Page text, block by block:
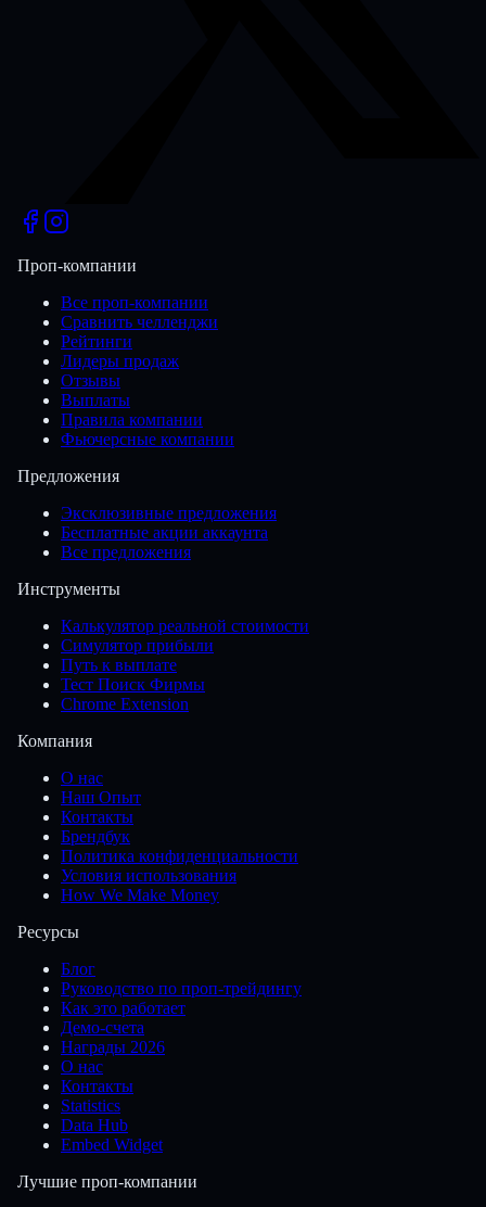
Проп-компании
Все проп-компании
Сравнить челленджи
Рейтинги
Лидеры продаж
Отзывы
Выплаты
Правила компании
Фьючерсные компании
Предложения
Эксклюзивные предложения
Бесплатные акции аккаунта
Все предложения
Инструменты
Калькулятор реальной стоимости
Симулятор прибыли
Путь к выплате
Тест Поиск Фирмы
Chrome Extension
Компания
О нас
Наш Опыт
Контакты
Брендбук
Политика конфиденциальности
Условия использования
How We Make Money
Ресурсы
Блог
Руководство по проп-трейдингу
Как это работает
Демо-счета
Награды 2026
О нас
Контакты
Statistics
Data Hub
Embed Widget
Лучшие проп-компании